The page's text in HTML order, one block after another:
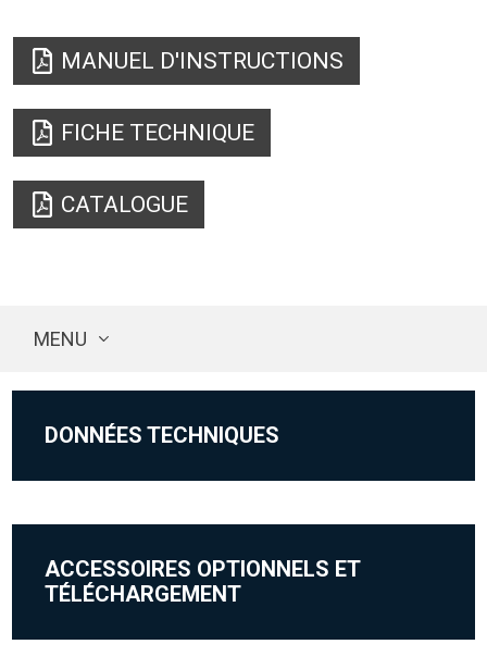
MANUEL D'INSTRUCTIONS
FICHE TECHNIQUE
CATALOGUE
MENU
DONNÉES TECHNIQUES
ACCESSOIRES OPTIONNELS ET
TÉLÉCHARGEMENT